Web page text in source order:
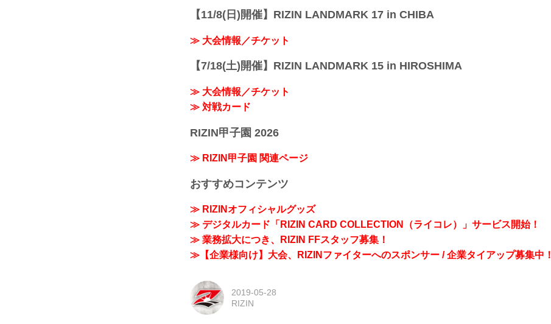
【11/8(日)開催】RIZIN LANDMARK 17 in CHIBA
≫ 大会情報／チケット
【7/18(土)開催】RIZIN LANDMARK 15 in HIROSHIMA
≫ 大会情報／チケット
≫ 対戦カード
RIZIN甲子園 2026
≫ RIZIN甲子園 関連ページ
おすすめコンテンツ
≫ RIZINオフィシャルグッズ
≫ デジタルカード「RIZIN CARD COLLECTION（ライコレ）」サービス開始！
≫ 業務拡大につき、RIZIN FFスタッフ募集！
≫【企業様向け】大会、RIZINファイターへのスポンサー / 企業タイアップ募集中！
2019-05-28
RIZIN